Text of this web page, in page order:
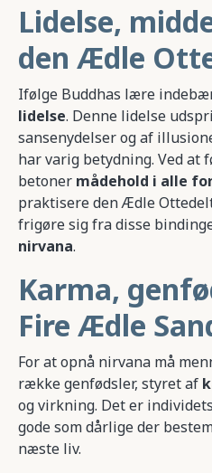
Lidelse,
den Ædle
Ifølge Buddhas lære
lidelse. Denne lidelse
sansenydelser og af
har varig betydning. Ved at
betoner mådehold i alle
praktisere den Ædle
frigøre sig fra disse
nirvana.
Karma,
Fire Ædle
For at opnå nirvana må
række genfødsler, styret af
og virkning. Det er
gode som dårlige der
næste liv.